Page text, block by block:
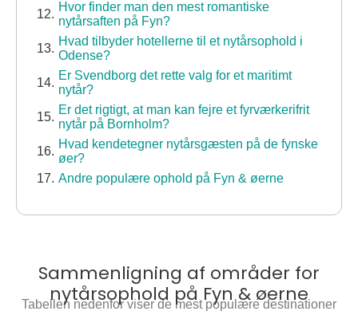
Hvor finder man den mest romantiske
nytårsaften på Fyn?
Hvad tilbyder hotellerne til et nytårsophold i
Odense?
Er Svendborg det rette valg for et maritimt
nytår?
Er det rigtigt, at man kan fejre et fyrværkerifrit
nytår på Bornholm?
Hvad kendetegner nytårsgæsten på de fynske
øer?
Andre populære ophold på Fyn & øerne
Sammenligning af områder for
nytårsophold på Fyn & øerne
Tabellen nedenfor viser de mest populære destinationer